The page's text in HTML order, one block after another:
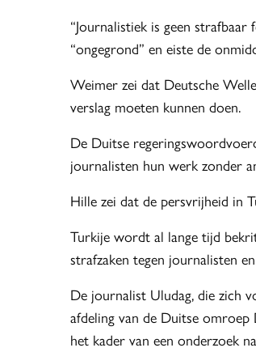
“Journalistiek is geen
“ongegrond” en eiste de
Weimer zei dat Deutsche
verslag moeten kunnen doen.
De Duitse
journalisten hun werk zonder
Hille zei dat de persvrijheid in
Turkije wordt al lange tijd
strafzaken tegen journalisten
De journalist Uludag, die zich
afdeling van de Duitse
het kader van een onderzoek